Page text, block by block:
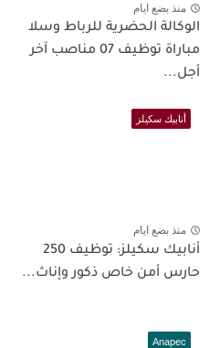
منذ بضع ايام
الوكالة الحضرية للرباط وسلا
مباراة توظيف 07 مناصب آخر
أجل...
أنابيك سكيلز
منذ بضع ايام
أنابيك سكيلز: توظيف 250
حارس أمن خاص ذكور وإناث...
Anapec